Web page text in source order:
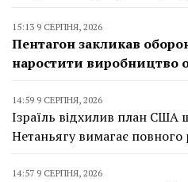
15:13 9 СЕРПНЯ, 2026
Пентагон закликав
наростити виробництво
14:59 9 СЕРПНЯ, 2026
Ізраїль відхилив план США
Нетаньягу вимагає
14:57 9 СЕРПНЯ, 2026